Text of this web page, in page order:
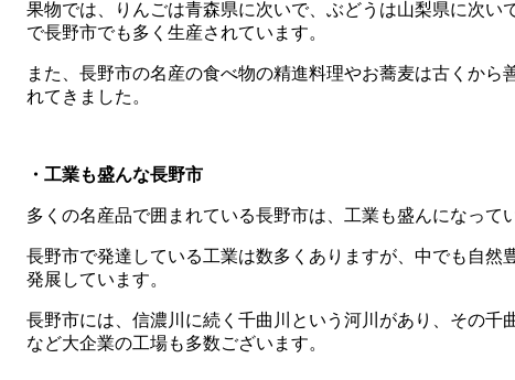
果物では、りんごは青森県に次いで、ぶどうは山梨県に次い
で長野市でも多く生産されています。
また、長野市の名産の食べ物の精進料理やお蕎麦は古くから
れてきました。
・工業も盛んな長野市
多くの名産品で囲まれている長野市は、工業も盛んになって
長野市で発達している工業は数多くありますが、中でも自然
発展しています。
長野市には、信濃川に続く千曲川という河川があり、その千
など大企業の工場も多数ございます。